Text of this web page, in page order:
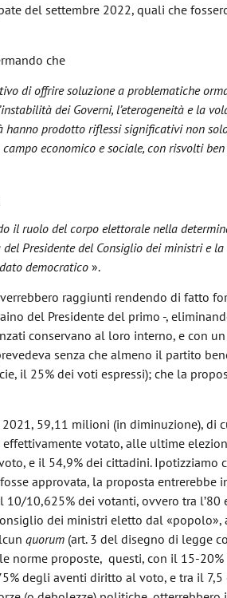
del settembre 2022, quali che
che
di offrire soluzione a problematiche
dei Governi, l’eterogeneità e la
hanno prodotto riflessi signifi­cativi non
economico e sociale, con risvolti
legge mirerebbe a
il ruolo del corpo elettorale nella
Presi­dente del Consiglio dei ministri e
democratico».
raggiunti rendendo di fatto
del Presidente del primo -,
conservano al loro interno, e con
senza che almeno il partito
il 25% dei voti espressi); che la
59,11 milioni (in diminuzione), di
effettivamente votato, alle ultime
e il 54,9% dei cittadini. Ipotizziamo
approvata, la proposta entrerebbe
10,625% dei votanti, ovvero tra l’80
dei ministri eletto dal «popolo»,
quorum (art. 3 del disegno di legge
norme proposte, questi, con il 15-20%
degli aventi diritto al voto, e tra il